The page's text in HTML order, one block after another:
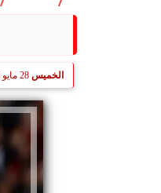
الخميس 28 مايو 2026